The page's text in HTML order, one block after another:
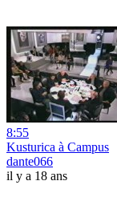
8:55
Kusturica à Campus
dante066
il y a 18 ans